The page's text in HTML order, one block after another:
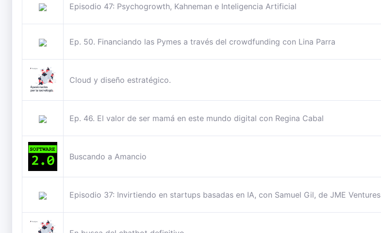
Episodio 47: Psychogrowth, Kahneman e Inteligencia Artificial
Ep. 50. Financiando las Pymes a través del crowdfunding con Lina Parra
Cloud y diseño estratégico.
Ep. 46. El valor de ser mamá en este mundo digital con Regina Cabal
Buscando a Amancio
Episodio 37: Invirtiendo en startups basadas en IA, con Samuel Gil, de JME Ventures